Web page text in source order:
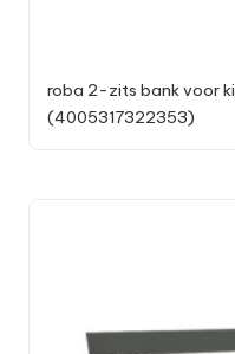
roba 2-zits bank voor
(4005317322353)